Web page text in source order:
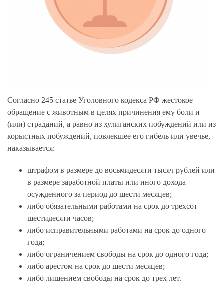
Согласно 245 статье Уголовного кодекса РФ жестокое
обращение с животным в целях причинения ему боли и
(или) страданий, а равно из хулиганских побуждений или из
корыстных побуждений, повлекшее его гибель или увечье,
наказывается:
штрафом в размере до восьмидесяти тысяч рублей или
в размере заработной платы или иного дохода
осужденного за период до шести месяцев;
либо обязательными работами на срок до трехсот
шестидесяти часов;
либо исправительными работами на срок до одного
года;
либо ограничением свободы на срок до одного года;
либо арестом на срок до шести месяцев;
либо лишением свободы на срок до трех лет.